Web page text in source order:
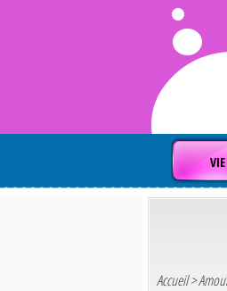
VIE
Accueil>